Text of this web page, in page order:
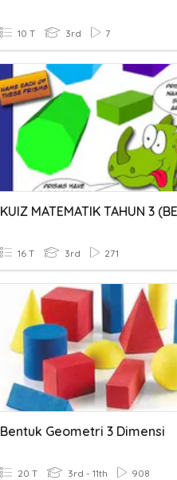
10 T 3rd 7
16 T 3rd 271
Bentuk Geometri 3 Dimensi
20 T 3rd - 11th 908